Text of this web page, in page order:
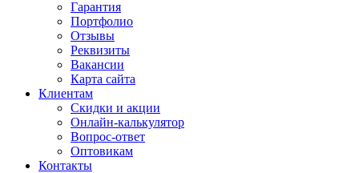
Гарантия
Портфолио
Отзывы
Реквизиты
Вакансии
Карта сайта
Клиентам
Скидки и акции
Онлайн-калькулятор
Вопрос-ответ
Оптовикам
Контакты